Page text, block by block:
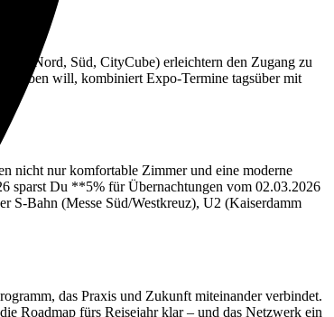
a. Nord, Süd, CityCube) erleichtern den Zugang zu
erleben will, kombiniert Expo-Termine tagsüber mit
nicht nur komfortable Zimmer und eine moderne
sparst Du **5% für Übernachtungen vom 02.03.2026
S-Bahn (Messe Süd/Westkreuz), U2 (Kaiserdamm
das Praxis und Zukunft miteinander verbindet.
Roadmap fürs Reisejahr klar – und das Netzwerk ein